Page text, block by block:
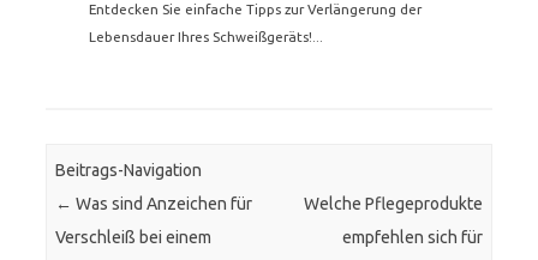
Entdecken Sie einfache Tipps zur Verlängerung der
Lebensdauer Ihres Schweißgeräts!...
Beitrags-Navigation
← Was sind Anzeichen für
Verschleiß bei einem
Welche Pflegeprodukte
empfehlen sich für